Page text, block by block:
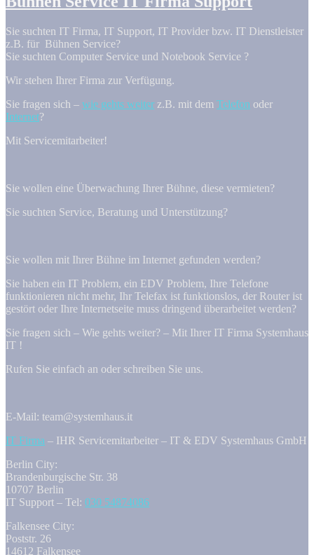
Sie suchten IT Firma, IT Support, IT Provider bzw. IT Dienstleister
z.B. für Bühnen Service?
Sie suchten Computer Service und Notebook Service ?
Wir stehen Ihrer Firma zur Verfügung.
Sie fragen sich – wie gehts weiter z.B. mit dem Telefon oder
Internet?
Mit Servicemitarbeiter!
Sie wollen eine Überwachung Ihrer Bühne, diese vermieten?
Sie suchten Service, Beratung und Unterstützung?
Sie wollen mit Ihrer Bühne im Internet gefunden werden?
Sie haben ein IT Problem, ein EDV Problem, Ihre Telefone
funktionieren nicht mehr, Ihr Telefax ist funktionslos, der Router ist
gestört oder Ihre Internetseite muss dringend überarbeitet werden?
Sie fragen sich – Wie gehts weiter? – Mit Ihrer IT Firma Systemhaus
IT !
Rufen Sie einfach an oder schreiben Sie uns.
E-Mail: team@systemhaus.it
IT Firma – IHR Servicemitarbeiter – IT & EDV Systemhaus GmbH
Berlin City:
Brandenburgische Str. 38
10707 Berlin
IT Support – Tel: 030 54874086
Falkensee City:
Poststr. 26
14612 Falkensee